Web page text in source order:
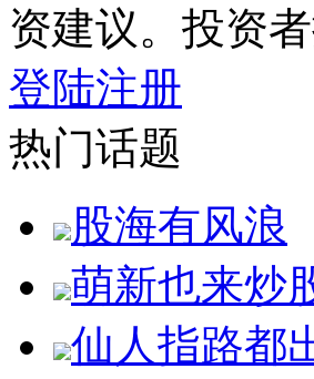
资建议。投资
登陆注册
热门话题
股海有风浪
萌新也来炒
仙人指路都